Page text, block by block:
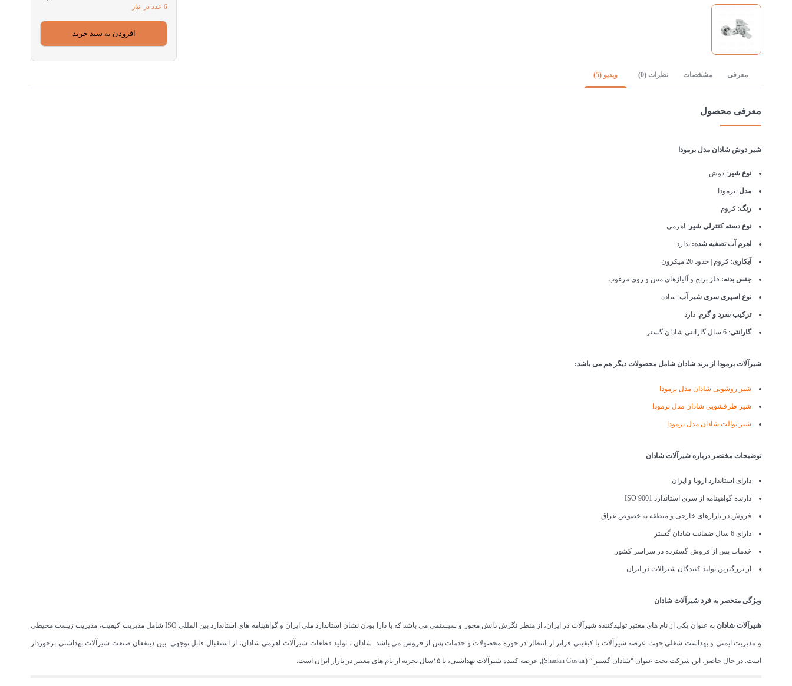
6 عدد در انبار
افزودن به سبد خرید
معرفی مشخصات نظرات (0) ویدیو (5)
معرفی محصول
شیر دوش شادان مدل برمودا
نوع شیر : دوش
مدل: برمودا
رنگ: کروم
نوع دسته کنترلی شیر : اهرمی
اهرم آب تصفیه شده: ندارد
آبکاری: کروم | حدود 20 میکرون
جنس بدنه: فلز برنج و آلیاژهای مس و روی مرغوب
نوع اسپری سری شیر آب: ساده
ترکیب سرد و گرم: دارد
گارانتی: 6 سال گارانتی شادان گستر
شیرآلات برمودا از برند شادان شامل محصولات دیگر هم می باشد:
شیر روشویی شادان مدل برمودا
شیر ظرفشویی شادان مدل برمودا
شیر توالت شادان مدل برمودا
توضیحات مختصر درباره شیرآلات شادان
دارای استاندارد اروپا و ایران
دارنده گواهینامه از سری استاندارد ISO 9001
فروش در بازارهای خارجی و منطقه به خصوص عراق
دارای 6 سال ضمانت شادان گستر
خدمات پس از فروش گسترده در سراسر کشور
از بزرگترین تولید کنندگان شیرآلات در ایران
ویژگی منحصر به فرد شیرآلات شادان
شیرآلات شادان به عنوان یکی از نام های معتبر تولیدکننده شیرآلات در ایران، از منظر نگرش دانش محور و سیستمی می باشد که با دارا بودن نشان استاندارد ملی ایران و گواهینامه های استاندارد بین المللی ISO شامل مدیریت کیفیت، مدیریت زیست محیطی
و مدیریت ایمنی و بهداشت شغلی جهت عرضه شیرآلات با کیفیتی فراتر از انتظار در حوزه محصولات و خدمات پس از فروش می باشد. شادان ، تولید قطعات شیرآلات اهرمی شادان، از استقبال قابل توجهی بین ذینفعان صنعت شیرآلات بهداشتی برخوردار
است. در حال حاضر، این شرکت تحت عنوان “شادان گستر ” (Shadan Gostar), عرضه کننده شیرآلات بهداشتی، با ۱۵سال تجربه از نام های معتبر در بازار ایران است.